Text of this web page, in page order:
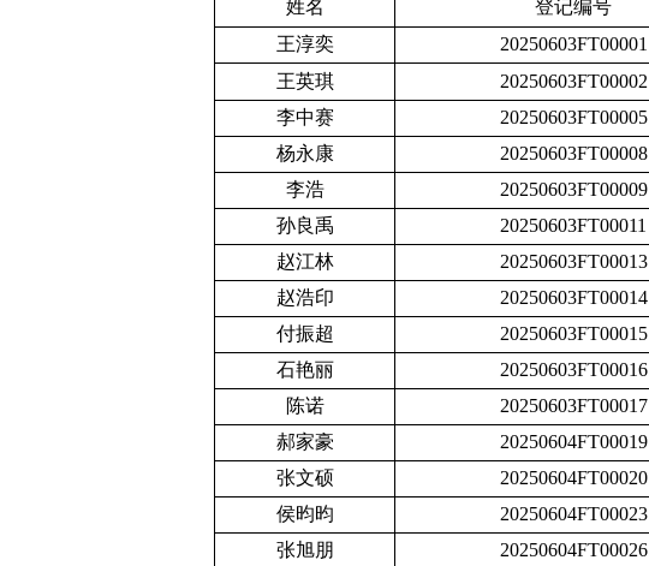
姓名
登记编号
王淳奕
20250603FT00001
王英琪
20250603FT00002
李中赛
20250603FT00005
杨永康
20250603FT00008
李浩
20250603FT00009
孙良禹
20250603FT00011
赵江林
20250603FT00013
赵浩印
20250603FT00014
付振超
20250603FT00015
石艳丽
20250603FT00016
陈诺
20250603FT00017
郝家豪
20250604FT00019
张文硕
20250604FT00020
侯昀昀
20250604FT00023
张旭朋
20250604FT00026